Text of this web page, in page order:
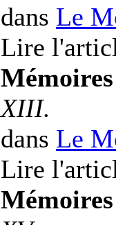
dans Le
Lire
XIII.
dans Le
Lire